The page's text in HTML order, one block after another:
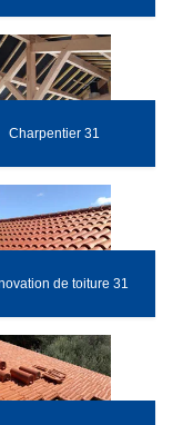
Charpentier 31
de toiture 31